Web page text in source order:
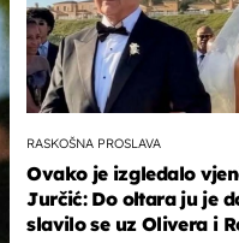
RASKOŠNA PROSLAVA
Ovako je izgledalo
Jurčić: Do oltara ju je
slavilo se uz Olivera i